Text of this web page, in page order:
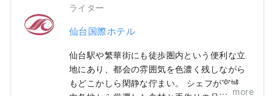
ライター
仙台国際ホテル
仙台駅や繁華街にも徒歩圏内という便利な立
地にあり、都会の雰囲気を色濃く残しながら
もどこかしら閑静な佇まい。 シェフが宮城県
more